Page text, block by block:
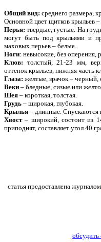
Общий вид: среднего размера,
Основной цвет щитков крыльев
Перья: твердые, густые. На
могут быть под крыльями и
маховых перьев – белые.
Ноги: невысокие, без оперения,
Клюв: толстый, 21-23 мм,
оттенок крыльев, нижняя часть
Глаза: желтые, зрачок – черный,
Веки – бледные, сизые или
Шея – короткая, толстая.
Грудь – широкая, глубокая.
Крылья – длинные. Спускаются
Хвост– широкий, состоит из
приподнят, составляет угол 40
статья предоставлена журналом
обсудить